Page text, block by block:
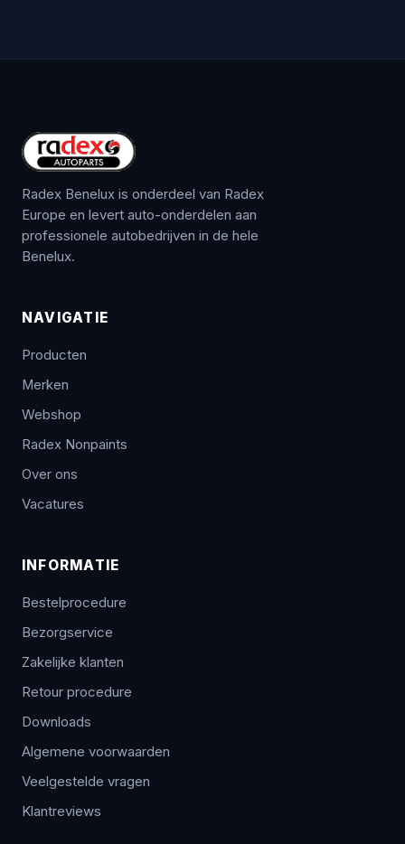
Radex Benelux is onderdeel van Radex
Europe en levert auto-onderdelen aan
professionele autobedrijven in de hele
Benelux.
NAVIGATIE
Producten
Merken
Webshop
Radex Nonpaints
Over ons
Vacatures
INFORMATIE
Bestelprocedure
Bezorgservice
Zakelijke klanten
Retour procedure
Downloads
Algemene voorwaarden
Veelgestelde vragen
Klantreviews